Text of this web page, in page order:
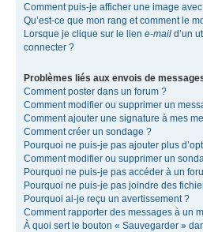
Comment puis-je afficher une image
Qu’est-ce que mon rang et comment le
Lorsque je clique sur le lien e-mail d’un
connecter ?
Problèmes liés aux envois de
Comment poster dans un forum ?
Comment modifier ou supprimer un
Comment ajouter une signature à mes
Comment créer un sondage ?
Pourquoi ne puis-je pas ajouter plus
Comment modifier ou supprimer un
Pourquoi ne puis-je pas accéder à un
Pourquoi ne puis-je pas joindre des
Pourquoi ai-je reçu un avertissement ?
Comment rapporter des messages à un
À quoi sert le bouton « Sauvegarder »